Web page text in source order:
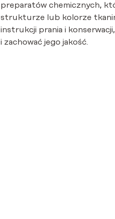
preparatów chemicznych,
strukturze lub kolorze
instrukcji prania i
i zachować jego jakość.